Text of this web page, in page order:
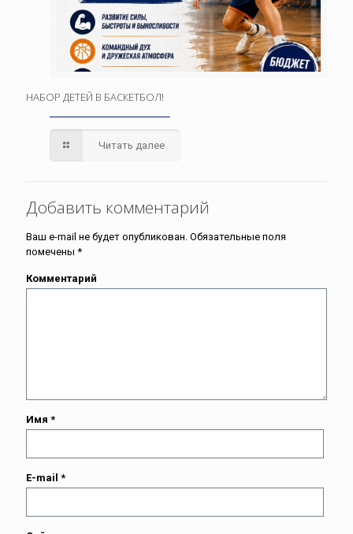
НАБОР ДЕТЕЙ В БАСКЕТБОЛ!
Читать далее
Добавить комментарий
Ваш e-mail не будет опубликован. Обязательные поля
помечены *
Комментарий
Имя *
E-mail *